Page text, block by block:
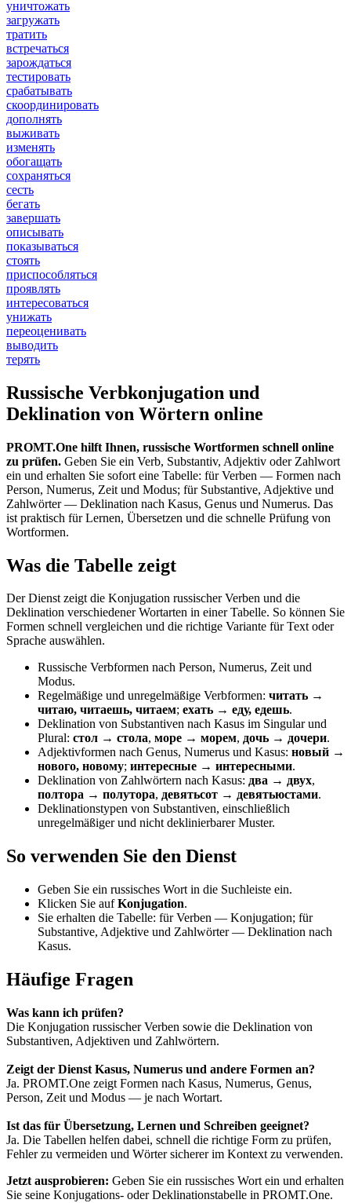
уничтожать
загружать
тратить
встречаться
зарождаться
тестировать
срабатывать
скоординировать
дополнять
выживать
изменять
обогащать
сохраняться
сесть
бегать
завершать
описывать
показываться
стоять
приспособляться
проявлять
интересоваться
унижать
переоценивать
выводить
терять
Russische Verbkonjugation und
Deklination von Wörtern online
PROMT.One hilft Ihnen, russische Wortformen schnell online
zu prüfen. Geben Sie ein Verb, Substantiv, Adjektiv oder Zahlwort
ein und erhalten Sie sofort eine Tabelle: für Verben — Formen nach
Person, Numerus, Zeit und Modus; für Substantive, Adjektive und
Zahlwörter — Deklination nach Kasus, Genus und Numerus. Das
ist praktisch für Lernen, Übersetzen und die schnelle Prüfung von
Wortformen.
Was die Tabelle zeigt
Der Dienst zeigt die Konjugation russischer Verben und die
Deklination verschiedener Wortarten in einer Tabelle. So können Sie
Formen schnell vergleichen und die richtige Variante für Text oder
Sprache auswählen.
Russische Verbformen nach Person, Numerus, Zeit und
Modus.
Regelmäßige und unregelmäßige Verbformen: читать →
читаю, читаешь, читаем; ехать → еду, едешь.
Deklination von Substantiven nach Kasus im Singular und
Plural: стол → стола, море → морем, дочь → дочери.
Adjektivformen nach Genus, Numerus und Kasus: новый →
нового, новому; интересные → интересными.
Deklination von Zahlwörtern nach Kasus: два → двух,
полтора → полутора, девятьсот → девятьюстами.
Deklinationstypen von Substantiven, einschließlich
unregelmäßiger und nicht deklinierbarer Muster.
So verwenden Sie den Dienst
Geben Sie ein russisches Wort in die Suchleiste ein.
Klicken Sie aufKonjugation.
Sie erhalten die Tabelle: für Verben — Konjugation; für
Substantive, Adjektive und Zahlwörter — Deklination nach
Kasus.
Häufige Fragen
Was kann ich prüfen?
Die Konjugation russischer Verben sowie die Deklination von
Substantiven, Adjektiven und Zahlwörtern.
Zeigt der Dienst Kasus, Numerus und andere Formen an?
Ja. PROMT.One zeigt Formen nach Kasus, Numerus, Genus,
Person, Zeit und Modus — je nach Wortart.
Ist das für Übersetzung, Lernen und Schreiben geeignet?
Ja. Die Tabellen helfen dabei, schnell die richtige Form zu prüfen,
Fehler zu vermeiden und Wörter sicherer im Kontext zu verwenden.
Jetzt ausprobieren: Geben Sie ein russisches Wort ein und erhalten
Sie seine Konjugations- oder Deklinationstabelle in PROMT.One.